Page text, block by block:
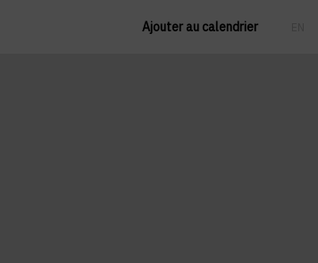
Ajouter au calendrier